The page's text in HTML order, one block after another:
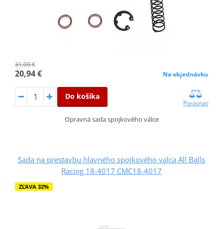
31,00 €
20,94 € Na objednávku
Do košíka
Porovnať
Opravná sada spojkového válce
Sada na prestavbu hlavného spojkového valca All Balls
Racing 18-4017 CMC18-4017
ZĽAVA 32%